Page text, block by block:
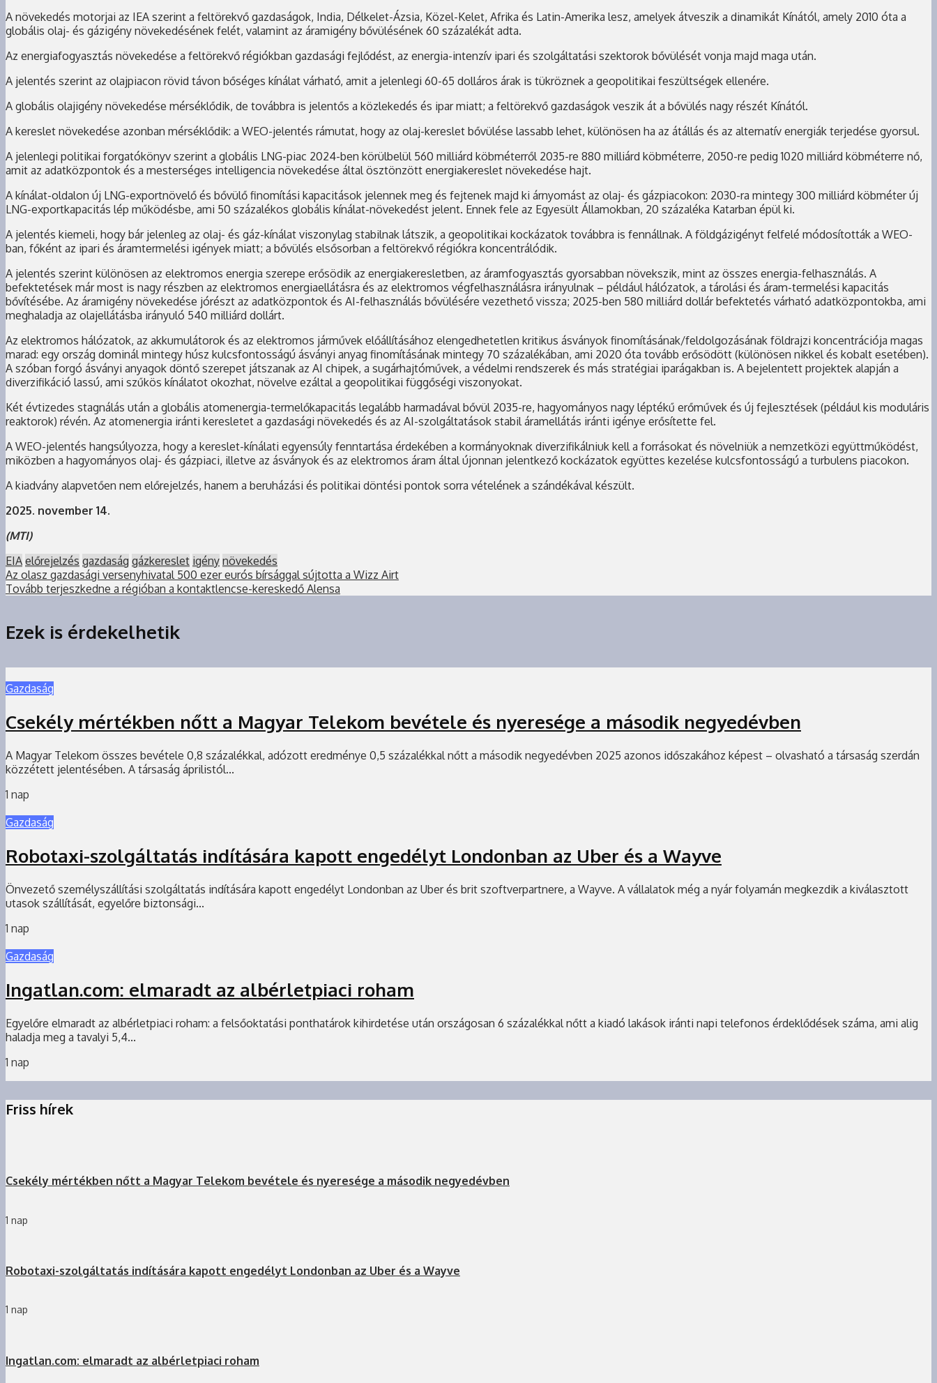
A növekedés motorjai az IEA szerint a feltörekvő gazdaságok, India, Délkelet-Ázsia, Közel-Kelet, Afrika és Latin-Amerika lesz, amelyek átveszik a dinamikát Kínától, amely 2010 óta a
globális olaj- és gázigény növekedésének felét, valamint az áramigény bővülésének 60 százalékát adta.
Az energiafogyasztás növekedése a feltörekvő régiókban gazdasági fejlődést, az energia-intenzív ipari és szolgáltatási szektorok bővülését vonja majd maga után.
A jelentés szerint az olajpiacon rövid távon bőséges kínálat várható, amit a jelenlegi 60-65 dolláros árak is tükröznek a geopolitikai feszültségek ellenére.
A globális olajigény növekedése mérséklődik, de továbbra is jelentős a közlekedés és ipar miatt; a feltörekvő gazdaságok veszik át a bővülés nagy részét Kínától.
A kereslet növekedése azonban mérséklődik: a WEO-jelentés rámutat, hogy az olaj-kereslet bővülése lassabb lehet, különösen ha az átállás és az alternatív energiák terjedése gyorsul.
A jelenlegi politikai forgatókönyv szerint a globális LNG-piac 2024-ben körülbelül 560 milliárd köbméterről 2035-re 880 milliárd köbméterre, 2050-re pedig 1020 milliárd köbméterre nő,
amit az adatközpontok és a mesterséges intelligencia növekedése által ösztönzött energiakereslet növekedése hajt.
A kínálat-oldalon új LNG-exportnövelő és bővülő finomítási kapacitások jelennek meg és fejtenek majd ki árnyomást az olaj- és gázpiacokon: 2030-ra mintegy 300 milliárd köbméter új
LNG-exportkapacitás lép működésbe, ami 50 százalékos globális kínálat-növekedést jelent. Ennek fele az Egyesült Államokban, 20 százaléka Katarban épül ki.
A jelentés kiemeli, hogy bár jelenleg az olaj- és gáz-kínálat viszonylag stabilnak látszik, a geopolitikai kockázatok továbbra is fennállnak. A földgázigényt felfelé módosították a WEO-
ban, főként az ipari és áramtermelési igények miatt; a bővülés elsősorban a feltörekvő régiókra koncentrálódik.
A jelentés szerint különösen az elektromos energia szerepe erősödik az energiakeresletben, az áramfogyasztás gyorsabban növekszik, mint az összes energia-felhasználás. A
befektetések már most is nagy részben az elektromos energiaellátásra és az elektromos végfelhasználásra irányulnak – például hálózatok, a tárolási és áram-termelési kapacitás
bővítésébe. Az áramigény növekedése jórészt az adatközpontok és AI-felhasználás bővülésére vezethető vissza; 2025-ben 580 milliárd dollár befektetés várható adatközpontokba, ami
meghaladja az olajellátásba irányuló 540 milliárd dollárt.
Az elektromos hálózatok, az akkumulátorok és az elektromos járművek előállításához elengedhetetlen kritikus ásványok finomításának/feldolgozásának földrajzi koncentrációja magas
marad: egy ország dominál mintegy húsz kulcsfontosságú ásványi anyag finomításának mintegy 70 százalékában, ami 2020 óta tovább erősödött (különösen nikkel és kobalt esetében).
A szóban forgó ásványi anyagok döntő szerepet játszanak az AI chipek, a sugárhajtóművek, a védelmi rendszerek és más stratégiai iparágakban is. A bejelentett projektek alapján a
diverzifikáció lassú, ami szűkös kínálatot okozhat, növelve ezáltal a geopolitikai függőségi viszonyokat.
Két évtizedes stagnálás után a globális atomenergia-termelőkapacitás legalább harmadával bővül 2035-re, hagyományos nagy léptékű erőművek és új fejlesztések (például kis moduláris
reaktorok) révén. Az atomenergia iránti keresletet a gazdasági növekedés és az AI-szolgáltatások stabil áramellátás iránti igénye erősítette fel.
A WEO-jelentés hangsúlyozza, hogy a kereslet-kínálati egyensúly fenntartása érdekében a kormányoknak diverzifikálniuk kell a forrásokat és növelniük a nemzetközi együttműködést,
miközben a hagyományos olaj- és gázpiaci, illetve az ásványok és az elektromos áram által újonnan jelentkező kockázatok együttes kezelése kulcsfontosságú a turbulens piacokon.
A kiadvány alapvetően nem előrejelzés, hanem a beruházási és politikai döntési pontok sorra vételének a szándékával készült.
2025. november 14.
(MTI)
EIA előrejelzés gazdaság gázkereslet igény növekedés
Az olasz gazdasági versenyhivatal 500 ezer eurós bírsággal sújtotta a Wizz Airt
Tovább terjeszkedne a régióban a kontaktlencse-kereskedő Alensa
Ezek is érdekelhetik
Gazdaság
Csekély mértékben nőtt a Magyar Telekom bevétele és nyeresége a második negyedévben
A Magyar Telekom összes bevétele 0,8 százalékkal, adózott eredménye 0,5 százalékkal nőtt a második negyedévben 2025 azonos időszakához képest – olvasható a társaság szerdán
közzétett jelentésében. A társaság áprilistól...
1 nap
Gazdaság
Robotaxi-szolgáltatás indítására kapott engedélyt Londonban az Uber és a Wayve
Önvezető személyszállítási szolgáltatás indítására kapott engedélyt Londonban az Uber és brit szoftverpartnere, a Wayve. A vállalatok még a nyár folyamán megkezdik a kiválasztott
utasok szállítását, egyelőre biztonsági...
1 nap
Gazdaság
Ingatlan.com: elmaradt az albérletpiaci roham
Egyelőre elmaradt az albérletpiaci roham: a felsőoktatási ponthatárok kihirdetése után országosan 6 százalékkal nőtt a kiadó lakások iránti napi telefonos érdeklődések száma, ami alig
haladja meg a tavalyi 5,4...
1 nap
Friss hírek
Csekély mértékben nőtt a Magyar Telekom bevétele és nyeresége a második negyedévben
1 nap
Robotaxi-szolgáltatás indítására kapott engedélyt Londonban az Uber és a Wayve
1 nap
Ingatlan.com: elmaradt az albérletpiaci roham